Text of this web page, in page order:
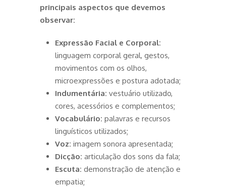
principais aspectos que devemos
observar:
Expressão Facial e Corporal:
linguagem corporal geral, gestos,
movimentos com os olhos,
microexpressões e postura adotada;
Indumentária: vestuário utilizado,
cores, acessórios e complementos;
Vocabulário: palavras e recursos
linguísticos utilizados;
Voz: imagem sonora apresentada;
Dicção: articulação dos sons da fala;
Escuta: demonstração de atenção e
empatia;